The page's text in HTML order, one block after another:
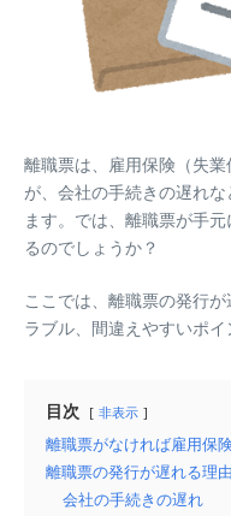
離職票は、雇用保険（失
が、会社の手続きの遅れ
ます。では、離職票が手
るのでしょうか？
ここでは、離職票の発行
ラブル、間違えやすいポイ
目次 非表示
離職票がなければ雇用保
離職票の発行が遅れる理
会社の手続きの遅れ